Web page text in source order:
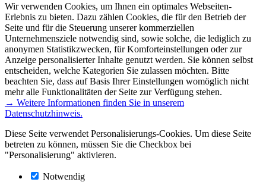
Wir verwenden Cookies, um Ihnen ein optimales Webseiten-
Erlebnis zu bieten. Dazu zählen Cookies, die für den Betrieb der
Seite und für die Steuerung unserer kommerziellen
Unternehmensziele notwendig sind, sowie solche, die lediglich zu
anonymen Statistikzwecken, für Komforteinstellungen oder zur
Anzeige personalisierter Inhalte genutzt werden. Sie können selbst
entscheiden, welche Kategorien Sie zulassen möchten. Bitte
beachten Sie, dass auf Basis Ihrer Einstellungen womöglich nicht
mehr alle Funktionalitäten der Seite zur Verfügung stehen.
→ Weitere Informationen finden Sie in unserem
Datenschutzhinweis.
Diese Seite verwendet Personalisierungs-Cookies. Um diese Seite
betreten zu können, müssen Sie die Checkbox bei
"Personalisierung" aktivieren.
Notwendig